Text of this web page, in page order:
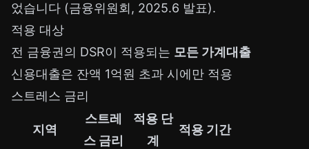
었습니다 (금융위원회, 2025.6 발표).
적용 대상
전 금융권의 DSR이 적용되는 모든 가계대출
신용대출은 잔액 1억원 초과 시에만 적용
스트레스 금리
지역
스트레
스 금리
적용 단
계
적용 기간